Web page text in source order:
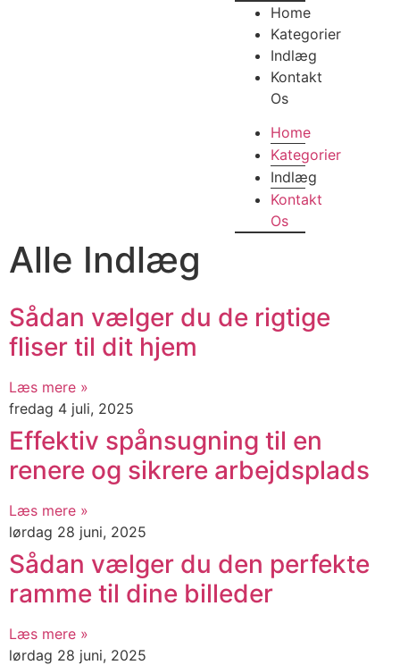
Home
Kategorier
Indlæg
Kontakt
Os
Home
Kategorier
Indlæg
Kontakt
Os
Alle Indlæg
Sådan vælger du de rigtige
fliser til dit hjem
Læs mere »
fredag 4 juli, 2025
Effektiv spånsugning til en
renere og sikrere arbejdsplads
Læs mere »
lørdag 28 juni, 2025
Sådan vælger du den perfekte
ramme til dine billeder
Læs mere »
lørdag 28 juni, 2025